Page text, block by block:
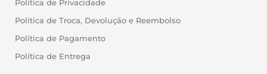
Política de Privacidade
Política de Troca, Devolução e Reembolso
Política de Pagamento
Política de Entrega